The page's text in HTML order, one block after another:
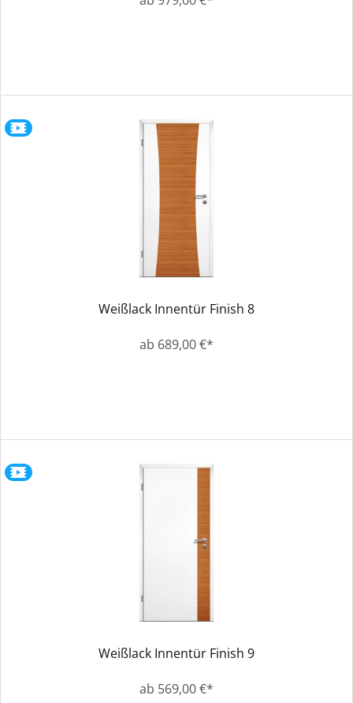
Weißlack Innentür Finish 8
ab 689,00 €*
Weißlack Innentür Finish 9
ab 569,00 €*